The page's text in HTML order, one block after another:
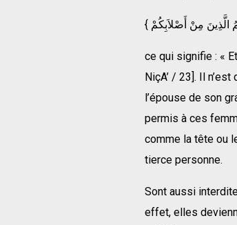
ce qui signifie : «
NiçA’ / 23]. Il
l’épouse de son
permis à ces
comme la tête ou
tierce personne.
Sont aussi
effet, elles